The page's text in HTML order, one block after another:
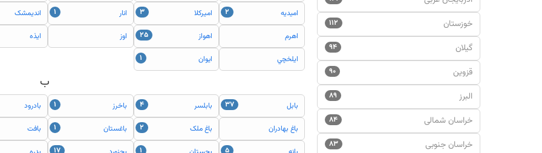
خوزستان ۱۱۲
گیلان ۹۴
قزوین ۹۰
البرز ۸۹
خراسان شمالی ۸۴
خراسان جنوبی ۸۳
اميديه ۲ اميرکلا ۳ انار ۱ انديمشک
اهرم اهواز ۲۵ اوز ايذه
ايلخچي ايوان ۱
ب
بابل ۳۷ بابلسر ۴ باخرز ۱ بادرود
باغ بهادران باغ ملک ۲ باغستان ۱ بافت
۵ ۱ ۱۷
اسامی قبولی‌های
صفحه شخصی
نفرات برتر آزمون